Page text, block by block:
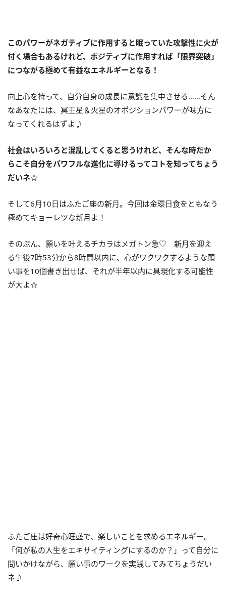
このパワーがネガティブに作用すると眠っていた攻撃性に火が
付く場合もあるけれど、ポジティブに作用すれば「限界突破」
につながる極めて有益なエネルギーとなる！
向上心を持って、自分自身の成長に意識を集中させる……そん
なあなたには、冥王星＆火星のオポジションパワーが味方に
なってくれるはずよ♪
社会はいろいろと混乱してくると思うけれど、そんな時だか
らこそ自分をパワフルな進化に導けるってコトを知ってちょう
だいネ☆
そして6月10日はふたご座の新月。今回は金環日食をともなう
極めてキョーレツな新月よ！
そのぶん、願いを叶えるチカラはメガトン急♡ 新月を迎え
る午後7時53分から8時間以内に、心がワクワクするような願
い事を10個書き出せば、それが半年以内に具現化する可能性
が大よ☆
ふたご座は好奇心旺盛で、楽しいことを求めるエネルギー。
「何が私の人生をエキサイティングにするのか？」って自分に
問いかけながら、願い事のワークを実践してみてちょうだい
ネ♪